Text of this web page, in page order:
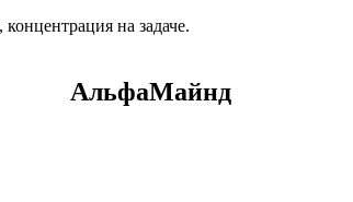
на задаче.
АльфаМайнд